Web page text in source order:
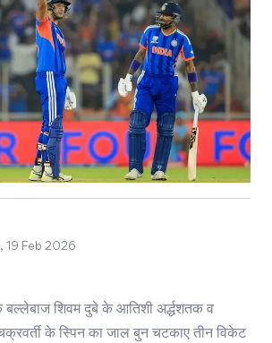
19 Feb 2026
बल्लेबाज शिवम दुबे के आतिशी अर्द्धशतक व
के स्पिन का जाल बुन चटकाए तीन विकेट